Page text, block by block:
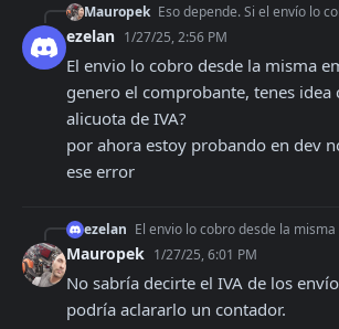
Mauropek Eso depende. Si el envío lo cobrás desde la misma empresa con la que hacés comprobantes A,
ezelan 1/27/25, 2:56 PM
El envio lo cobro desde la misma
genero el comprobante, tenes idea
alicuota de IVA?
por ahora estoy probando en dev
ese error
ezelan El envio lo cobro desde la misma empresa con la que genero el comprobante, tenes idea cual seria
Mauropek 1/27/25, 6:01 PM
No sabría decirte el IVA de los
podría aclararlo un contador.